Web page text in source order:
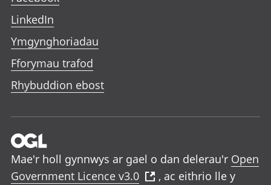
LinkedIn
Ymgynghoriadau
Fforymau trafod
Rhybuddion ebost
Mae'r holl gynnwys ar gael o dan delerau'r Open
Government Licence v3.0
, ac eithrio lle y